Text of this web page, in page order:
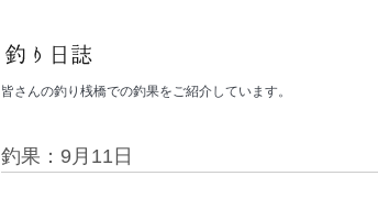
皆さんの釣り桟橋での釣果をご紹介しています。
釣果：9月11日